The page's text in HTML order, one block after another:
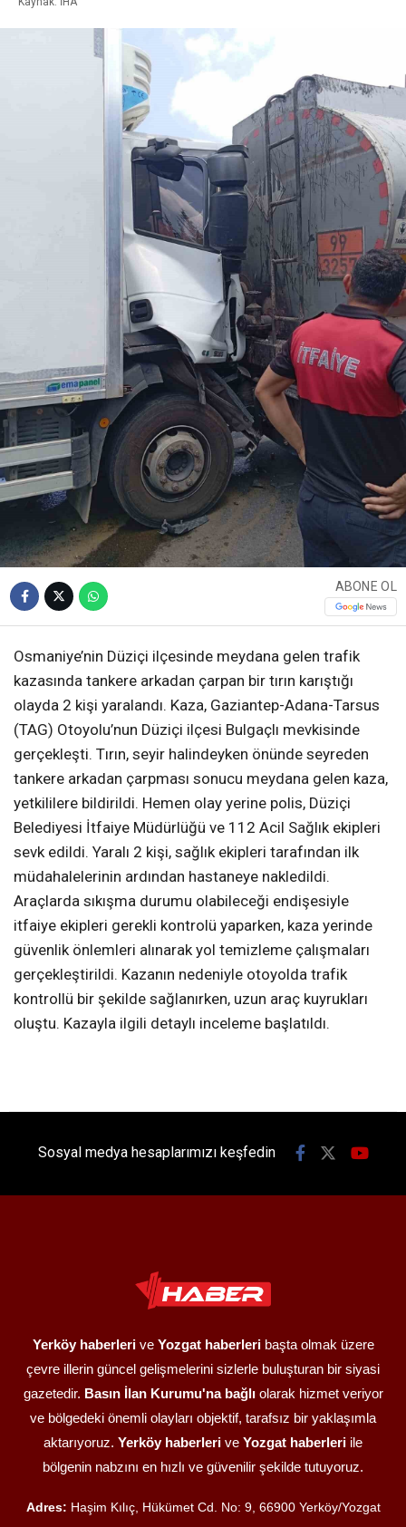
ABONE OL
Osmaniye’nin Düziçi ilçesinde meydana gelen trafik
kazasında tankere arkadan çarpan bir tırın karıştığı
olayda 2 kişi yaralandı. Kaza, Gaziantep-Adana-Tarsus
(TAG) Otoyolu’nun Düziçi ilçesi Bulgaçlı mevkisinde
gerçekleşti. Tırın, seyir halindeyken önünde seyreden
tankere arkadan çarpması sonucu meydana gelen kaza,
yetkililere bildirildi. Hemen olay yerine polis, Düziçi
Belediyesi İtfaiye Müdürlüğü ve 112 Acil Sağlık ekipleri
sevk edildi. Yaralı 2 kişi, sağlık ekipleri tarafından ilk
müdahalelerinin ardından hastaneye nakledildi.
Araçlarda sıkışma durumu olabileceği endişesiyle
itfaiye ekipleri gerekli kontrolü yaparken, kaza yerinde
güvenlik önlemleri alınarak yol temizleme çalışmaları
gerçekleştirildi. Kazanın nedeniyle otoyolda trafik
kontrollü bir şekilde sağlanırken, uzun araç kuyrukları
oluştu. Kazayla ilgili detaylı inceleme başlatıldı.
Sosyal medya hesaplarımızı keşfedin
Yerköy haberlerive Yozgat haberleribaşta olmak üzere
çevre illerin güncel gelişmelerini sizlerle buluşturan bir siyasi
gazetedir. Basın İlan Kurumu'na bağlıolarak hizmet veriyor
ve bölgedeki önemli olayları objektif, tarafsız bir yaklaşımla
aktarıyoruz. Yerköy haberleri ve Yozgat haberleri ile
bölgenin nabzını en hızlı ve güvenilir şekilde tutuyoruz.
Adres: Haşim Kılıç, Hükümet Cd. No: 9, 66900 Yerköy/Yozgat